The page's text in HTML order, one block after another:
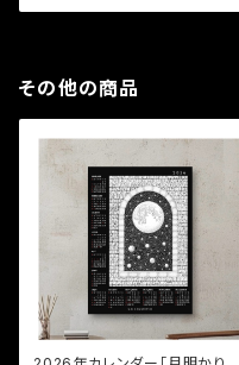
その他の商品